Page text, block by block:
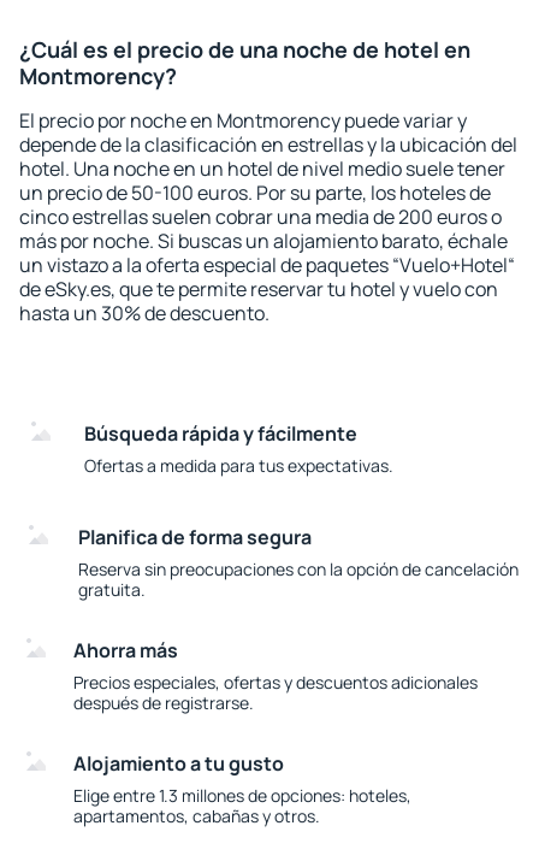
¿Cuál es el precio de una noche de hotel en
Montmorency?
El precio por noche en Montmorency puede variar y
depende de la clasificación en estrellas y la ubicación del
hotel. Una noche en un hotel de nivel medio suele tener
un precio de 50-100 euros. Por su parte, los hoteles de
cinco estrellas suelen cobrar una media de 200 euros o
más por noche. Si buscas un alojamiento barato, échale
un vistazo a la oferta especial de paquetes “Vuelo+Hotel“
de eSky.es, que te permite reservar tu hotel y vuelo con
hasta un 30% de descuento.
Búsqueda rápida y fácilmente
Ofertas a medida para tus expectativas.
Planifica de forma segura
Reserva sin preocupaciones con la opción de cancelación
gratuita.
Ahorra más
Precios especiales, ofertas y descuentos adicionales
después de registrarse.
Alojamiento a tu gusto
Elige entre 1.3 millones de opciones: hoteles,
apartamentos, cabañas y otros.